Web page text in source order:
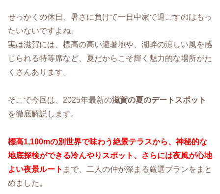
せっかくの休日、暑さに負けて一日中家で過ごすのはもっ
たいないですよね。
実は滋賀には、標高の高い避暑地や、湖畔の涼しい風を感
じられる特等席など、夏だからこそ輝く魅力的な場所がた
くさんあります。
そこで今回は、2025年最新の滋賀の夏のデートスポット
を徹底解説します。
標高1,100mの別世界で味わう絶景テラスから、神秘的な
地底探検ができる冷んやりスポット、さらには夜風が心地
よい夜景ルート まで、二人の仲が深まる厳選プランをまと
めました。